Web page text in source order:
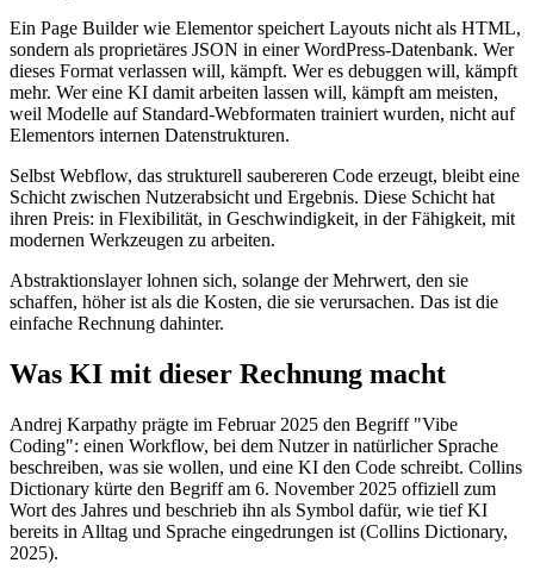
Ein Page Builder wie Elementor speichert Layouts nicht als HTML,
sondern als proprietäres JSON in einer WordPress-Datenbank. Wer
dieses Format verlassen will, kämpft. Wer es debuggen will, kämpft
mehr. Wer eine KI damit arbeiten lassen will, kämpft am meisten,
weil Modelle auf Standard-Webformaten trainiert wurden, nicht auf
Elementors internen Datenstrukturen.
Selbst Webflow, das strukturell saubereren Code erzeugt, bleibt eine
Schicht zwischen Nutzerabsicht und Ergebnis. Diese Schicht hat
ihren Preis: in Flexibilität, in Geschwindigkeit, in der Fähigkeit, mit
modernen Werkzeugen zu arbeiten.
Abstraktionslayer lohnen sich, solange der Mehrwert, den sie
schaffen, höher ist als die Kosten, die sie verursachen. Das ist die
einfache Rechnung dahinter.
Was KI mit dieser Rechnung macht
Andrej Karpathy prägte im Februar 2025 den Begriff "Vibe
Coding": einen Workflow, bei dem Nutzer in natürlicher Sprache
beschreiben, was sie wollen, und eine KI den Code schreibt. Collins
Dictionary kürte den Begriff am 6. November 2025 offiziell zum
Wort des Jahres und beschrieb ihn als Symbol dafür, wie tief KI
bereits in Alltag und Sprache eingedrungen ist (Collins Dictionary,
2025).